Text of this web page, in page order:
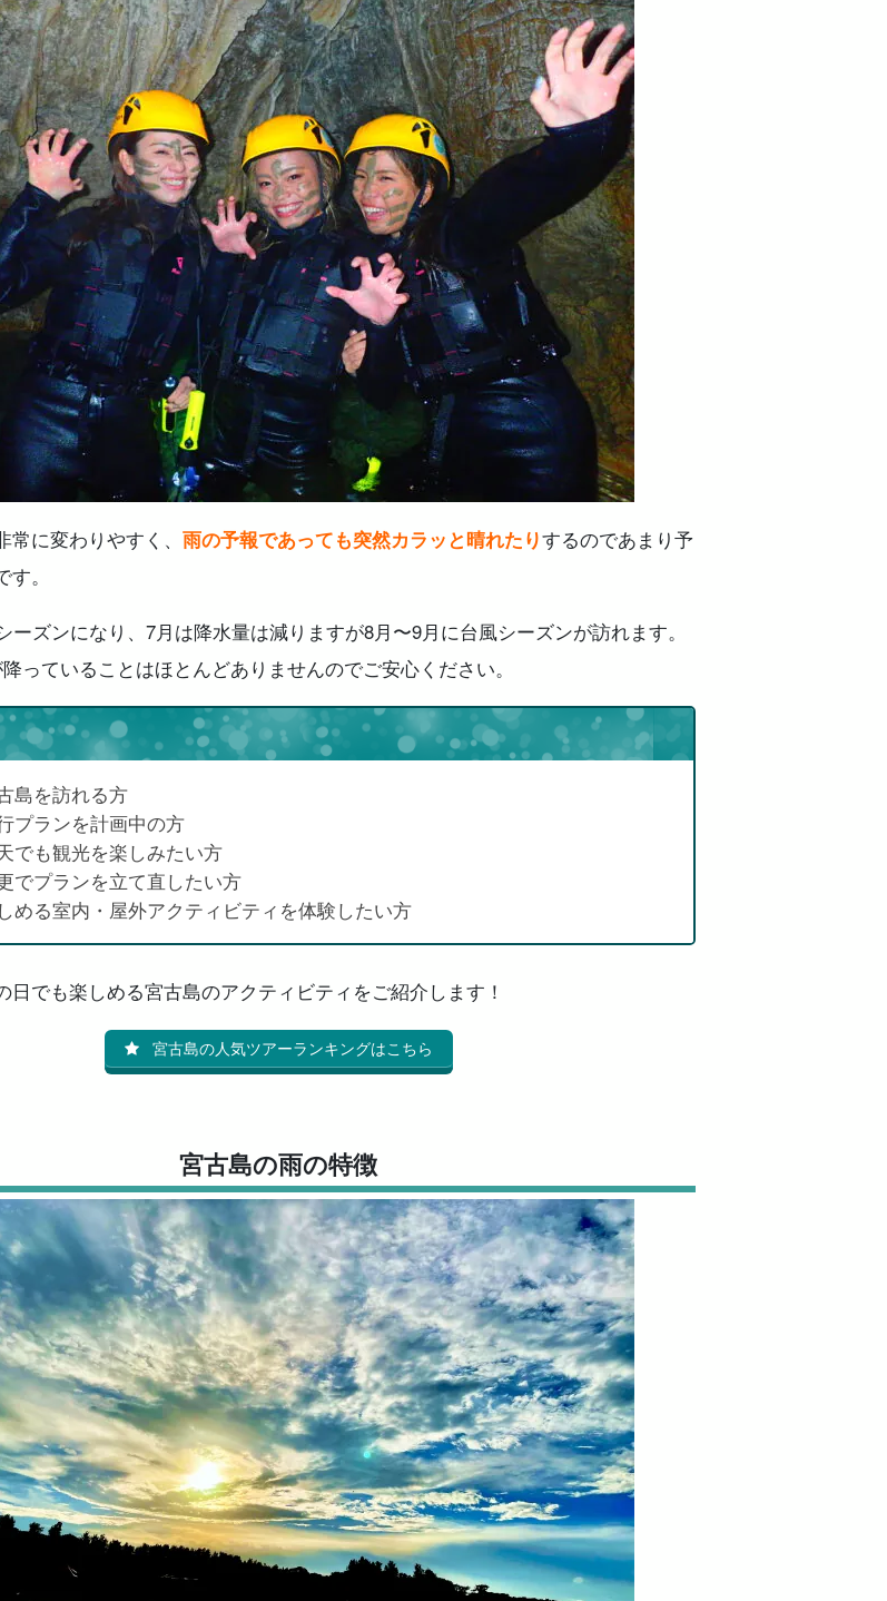
ケリング
ート
ック
ツアー
配なし！ 室内で楽しめる体験アクティビティ6選
ート
サークラフト
レーム作り
ャンドル作り
験
工
みたい 宮古島の食を堪能できるスポット
見学
アファーム宮古島
心！ 【事前予約必須】宮古島のレンタカー
日」のよくある質問（FAQ）
に変わりやすく、 雨の予報であっても突然カラッと晴れたりするのであまり予
。
ーズンになり、7月は降水量は減りますが8月〜9月に台風シーズンが訪れます。
っていることはほとんどありませんのでご安心ください。
島を訪れる方
プランを計画中の方
でも観光を楽しみたい方
でプランを立て直したい方
める室内・屋外アクティビティを体験したい方
日でも楽しめる宮古島のアクティビティをご紹介します！
宮古島の人気ツアーランキングはこちら
宮古島の雨の特徴